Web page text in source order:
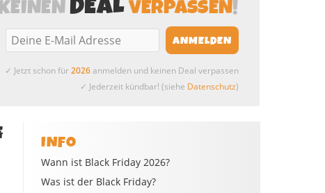
VERPASSEN!
✓ Jetzt schon für2026anmelden und keinen Deal verpassen
✓ Jederzeit kündbar! (siehe Datenschutz)
INFO
Wann ist Black Friday 2026?
Was ist der Black Friday?